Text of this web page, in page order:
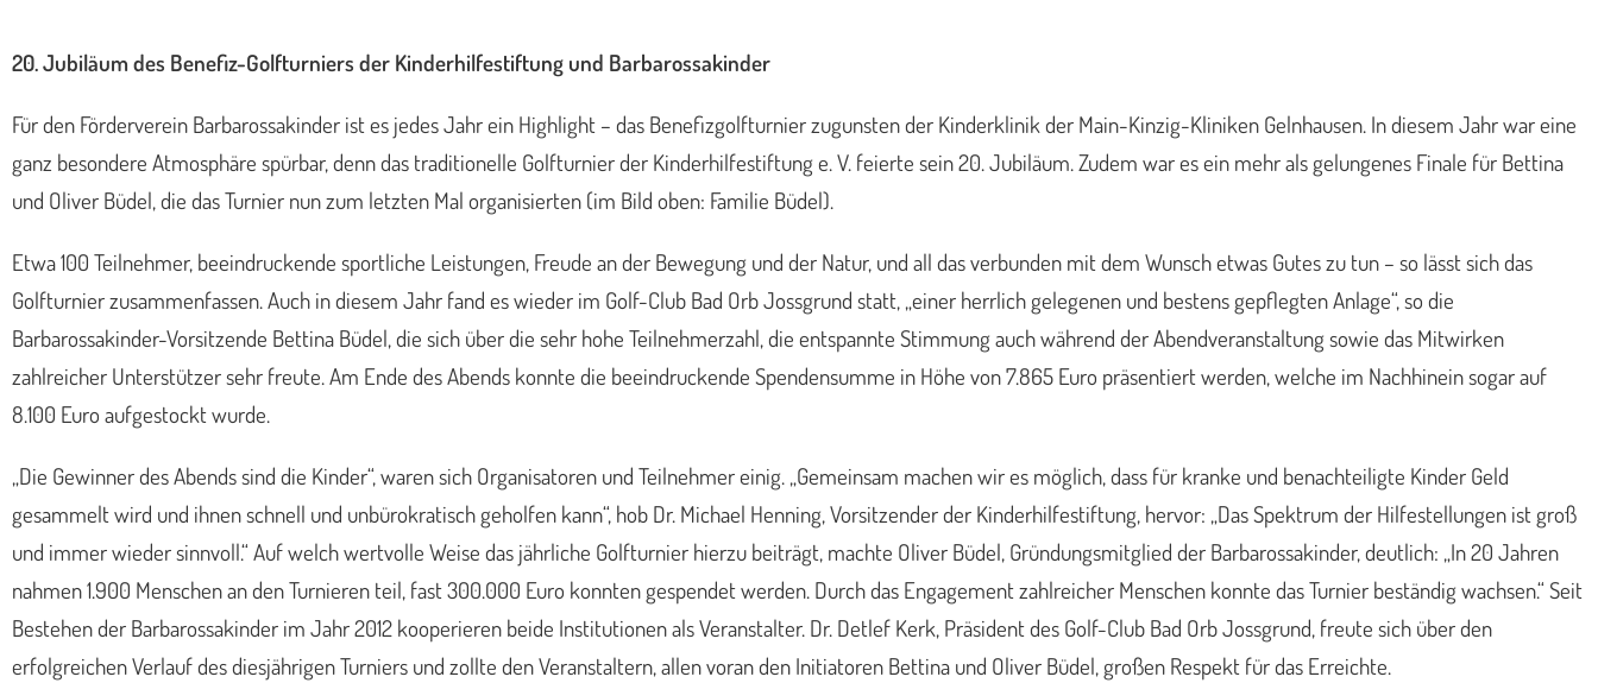
20. Jubiläum des Benefiz-Golfturniers der Kinderhilfestiftung und Barbarossakinder
Für den Förderverein Barbarossakinder ist es jedes Jahr ein Highlight – das Benefizgolfturnier zugunsten der Kinderklinik der Main-Kinzig-Kliniken Gelnhausen. In diesem Jahr war eine
ganz besondere Atmosphäre spürbar, denn das traditionelle Golfturnier der Kinderhilfestiftung e. V. feierte sein 20. Jubiläum. Zudem war es ein mehr als gelungenes Finale für Bettina
und Oliver Büdel, die das Turnier nun zum letzten Mal organisierten (im Bild oben: Familie Büdel).
Etwa 100 Teilnehmer, beeindruckende sportliche Leistungen, Freude an der Bewegung und der Natur, und all das verbunden mit dem Wunsch etwas Gutes zu tun – so lässt sich das
Golfturnier zusammenfassen. Auch in diesem Jahr fand es wieder im Golf-Club Bad Orb Jossgrund statt, „einer herrlich gelegenen und bestens gepflegten Anlage“, so die
Barbarossakinder-Vorsitzende Bettina Büdel, die sich über die sehr hohe Teilnehmerzahl, die entspannte Stimmung auch während der Abendveranstaltung sowie das Mitwirken
zahlreicher Unterstützer sehr freute. Am Ende des Abends konnte die beeindruckende Spendensumme in Höhe von 7.865 Euro präsentiert werden, welche im Nachhinein sogar auf
8.100 Euro aufgestockt wurde.
„Die Gewinner des Abends sind die Kinder“, waren sich Organisatoren und Teilnehmer einig. „Gemeinsam machen wir es möglich, dass für kranke und benachteiligte Kinder Geld
gesammelt wird und ihnen schnell und unbürokratisch geholfen kann“, hob Dr. Michael Henning, Vorsitzender der Kinderhilfestiftung, hervor: „Das Spektrum der Hilfestellungen ist groß
und immer wieder sinnvoll.“ Auf welch wertvolle Weise das jährliche Golfturnier hierzu beiträgt, machte Oliver Büdel, Gründungsmitglied der Barbarossakinder, deutlich: „In 20 Jahren
nahmen 1.900 Menschen an den Turnieren teil, fast 300.000 Euro konnten gespendet werden. Durch das Engagement zahlreicher Menschen konnte das Turnier beständig wachsen.“ Seit
Bestehen der Barbarossakinder im Jahr 2012 kooperieren beide Institutionen als Veranstalter. Dr. Detlef Kerk, Präsident des Golf-Club Bad Orb Jossgrund, freute sich über den
erfolgreichen Verlauf des diesjährigen Turniers und zollte den Veranstaltern, allen voran den Initiatoren Bettina und Oliver Büdel, großen Respekt für das Erreichte.